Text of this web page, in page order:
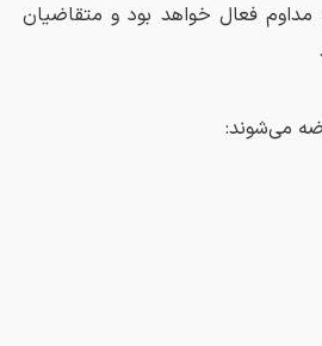
فعال خواهد بود و متقاضیان
می‌شوند: